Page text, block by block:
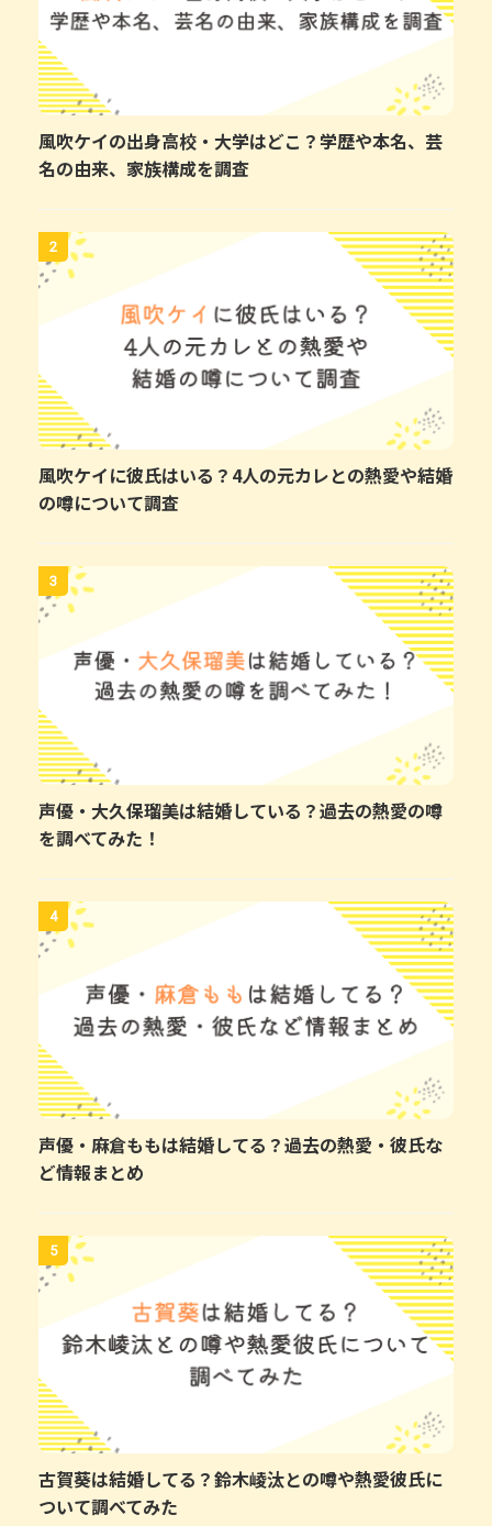
風吹ケイの出身高校・大学はどこ？学歴や本名、芸
名の由来、家族構成を調査
2
風吹ケイに彼氏はいる？4人の元カレとの熱愛や結婚
の噂について調査
3
声優・大久保瑠美は結婚している？過去の熱愛の噂
を調べてみた！
4
声優・麻倉ももは結婚してる？過去の熱愛・彼氏な
ど情報まとめ
5
古賀葵は結婚してる？鈴木崚汰との噂や熱愛彼氏に
ついて調べてみた